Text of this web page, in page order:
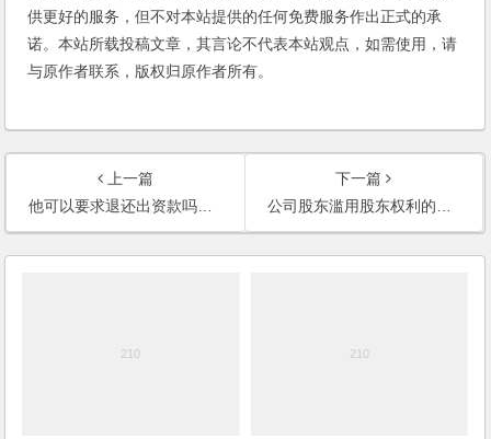
供更好的服务，但不对本站提供的任何免费服务作出正式的承
诺。本站所载投稿文章，其言论不代表本站观点，如需使用，请
与原作者联系，版权归原作者所有。
上一篇
他可以要求退还出资款吗？(2008)
下一篇
公司股东滥用股东权利的行为归于无效(2009)